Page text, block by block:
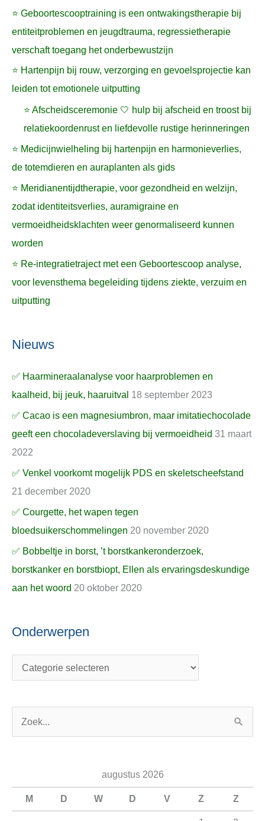
⭐ Geboortescooptraining is een ontwakingstherapie bij
entiteitproblemen en jeugdtrauma, regressietherapie
verschaft toegang het onderbewustzijn
⭐ Hartenpijn bij rouw, verzorging en gevoelsprojectie kan
leiden tot emotionele uitputting
⭐ Afscheidsceremonie 🤍 hulp bij afscheid en troost bij
relatiekoordenrust en liefdevolle rustige herinneringen
⭐ Medicijnwielheling bij hartenpijn en harmonieverlies,
de totemdieren en auraplanten als gids
⭐ Meridianentijdtherapie, voor gezondheid en welzijn,
zodat identiteitsverlies, auramigraine en
vermoeidheidsklachten weer genormaliseerd kunnen
worden
⭐ Re-integratietraject met een Geboortescoop analyse,
voor levensthema begeleiding tijdens ziekte, verzuim en
uitputting
Nieuws
✅ Haarmineraalanalyse voor haarproblemen en
kaalheid, bij jeuk, haaruitval 18 september 2023
✅ Cacao is een magnesiumbron, maar imitatiechocolade
geeft een chocoladeverslaving bij vermoeidheid 31 maart
2022
✅ Venkel voorkomt mogelijk PDS en skeletscheefstand
21 december 2020
✅ Courgette, het wapen tegen
bloedsuikerschommelingen 20 november 2020
✅ Bobbeltje in borst, ’t borstkankeronderzoek,
borstkanker en borstbiopt, Ellen als ervaringsdeskundige
aan het woord 20 oktober 2020
Onderwerpen
augustus 2026
M D W D V Z Z